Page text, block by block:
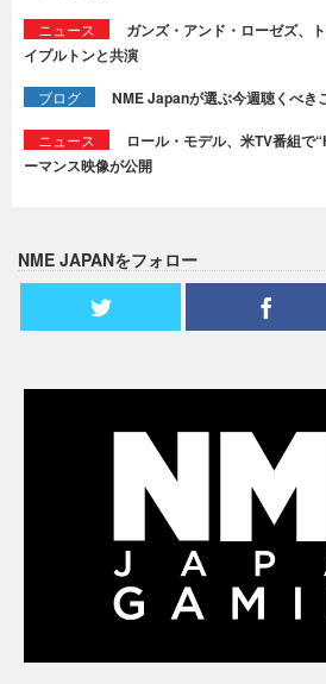
ニュース
ガンズ・アンド・ローゼズ、
イプルトンと共演
ブログ NME Japanが選ぶ今週聴くべき
ニュース
ロール・モデル、米TV番組で
ーマンス映像が公開
NME JAPANをフォロー